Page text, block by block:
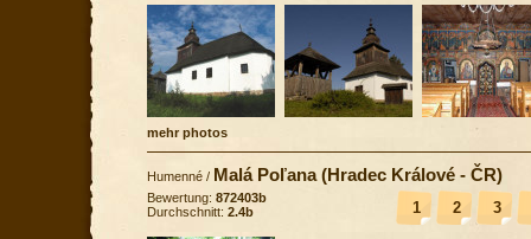
mehr photos
Humenné / Malá Poľana (Hradec Králové - ČR)
1 2 3
Bewertung: 872403b
Durchschnitt: 2.4b